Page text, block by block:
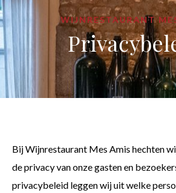
WIJNRESTAURANT
Bij Wijnrestaurant Mes Amis hechten
de privacy van onze gasten en
privacybeleid leggen wij uit welke